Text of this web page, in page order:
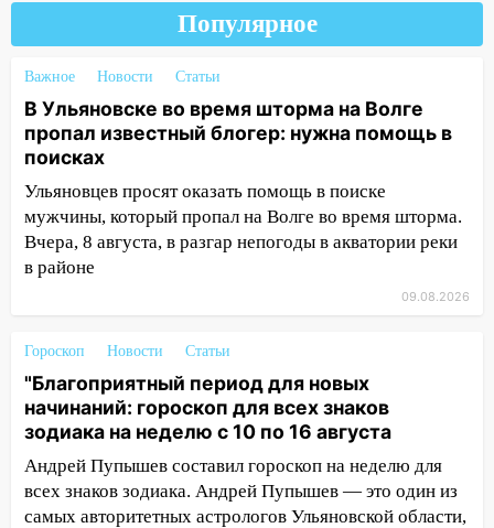
На Нижней Террасе мощным
ветром вырвало дерево с корнем
13:46
Сильный ветер сорвал крышу с
СТО на проспекте Созидателей
13:35
Непогода продолжает бить по
транспорту: в Ульяновске трамвай
сошёл с рельсов
13:22
Упавшие деревья перекрыли
дороги в Ульяновске: фото
сохранятся 9 августа
13:15 Трижды «брал в долг» без спроса:
житель Вешкаймского района похитил у
знакомого 191 тысячу рублей
13:14 Ураган оторвал светофор на
проспекте Филатова в Ульяновске
Популярное
Важное Новости Статьи
В Ульяновске во время шторма на Волге
пропал известный блогер: нужна помощь в
поисках
Ульяновцев просят оказать помощь в поиске
мужчины, который пропал на Волге во время шторма.
Вчера, 8 августа, в разгар непогоды в акватории реки
в районе
09.08.2026
Гороскоп Новости Статьи
"Благоприятный период для новых
начинаний: гороскоп для всех знаков
зодиака на неделю с 10 по 16 августа
Андрей Пупышев составил гороскоп на неделю для
всех знаков зодиака. Андрей Пупышев — это один из
самых авторитетных астрологов Ульяновской области,